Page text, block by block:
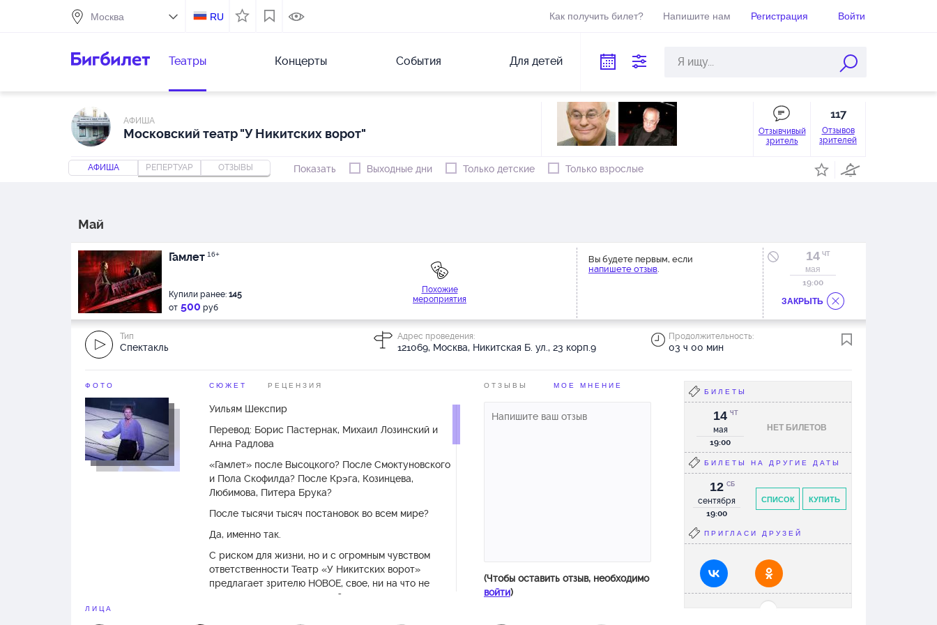
RU Как получить билет? Напишите нам Регистрация Войти
Театры Концерты События Для детей
АФИША
Московский театр "У Никитских ворот"
Отзывчивый
зритель
117
Отзывов
зрителей
АФИША РЕПЕРТУАР ОТЗЫВЫ Показать Выходные дни Только детские Только взрослые
Май
Гамлет 16+
Купили ранее: 145
от 500 руб
Похожие
мероприятия
Вы будете первым, если
напишете отзыв.
14 ЧТ
мая
19:00
Тип
Спектакль
Адрес проведения:
121069, Москва, Никитская Б. ул., 23 корп.9
Продолжительность:
03 ч 00 мин
ЗАКРЫТЬ
ФОТО СЮЖЕТ РЕЦЕНЗИЯ
Уильям Шекспир
Перевод: Борис Пастернак, Михаил Лозинский и
Анна Радлова
«Гамлет» после Высоцкого? После Смоктуновского
и Пола Скофилда? После Крэга, Козинцева,
Любимова, Питера Брука?
После тысячи тысяч постановок во всем мире?
Да, именно так.
С риском для жизни, но и с огромным чувством
ответственности Театр «У Никитских ворот»
предлагает зрителю НОВОЕ, свое, ни на что не
похожее прочтение великой пьесы.
ОТЗЫВЫ МОЕ МНЕНИЕ
(Чтобы оставить отзыв, необходимо
войти)
ЛИЦА
БИЛЕТЫ
НЕТ БИЛЕТОВ
14
мая
ЧТ
19:00
БИЛЕТЫ НА ДРУГИЕ ДАТЫ
КУПИТЬ
СПИСОК
12
сентября
СБ
19:00
ПРИГЛАСИ ДРУЗЕЙ